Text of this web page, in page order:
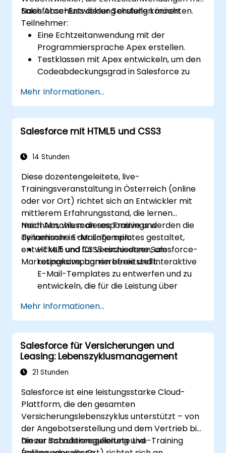
Salesforce-Entwicklung erstellen möchten.
Nach Abschluss dieser Schulung können
Teilnehmer:
Eine Echtzeitanwendung mit der
Programmiersprache Apex erstellen.
Testklassen mit Apex entwickeln, um den
Codeabdeckungsgrad in Salesforce zu
REST- und SOAP-Webservices mit Apex
erstellen und nutzen.
Mehr Informationen...
Salesforce mit HTML5 und CSS3
14 Stunden
Diese dozentengeleitete, live-
Trainingsveranstaltung in Österreich (online
oder vor Ort) richtet sich an Entwickler mit
mittlerem Erfahrungsstand, die lernen
möchten, wie man responsive und
dynamische E-Mail-Templates gestaltet,
entwickelt und für verschiedene Salesforce-
Marketingkampagnen bereitstellt.
Nach Abschluss dieses Trainings werden die
Teilnehmer in der Lage sein:
HTML5 und CSS3 einzusetzen, um
responsive, barrierefreie und interaktive
E-Mail-Templates zu entwerfen und zu
entwickeln, die für die Leistung über
innerhalb des Salesforce-Ökosystems
optimiert sind.
Salesforce-Daten zu nutzen, um
personalisierte E-Mail-Erlebnisse zu
schaffen.
E-Mail-Kampagnen innerhalb von
zu analysieren, einschließlich der Nutzung
von Analytik zur Entscheidungsfindung
und Optimierung künftiger Kampagnen
für bessere Performance und höheres
Engagement.
Mehr Informationen...
Salesforce für Versicherungen und
Leasing: Lebenszyklusmanagement
21 Stunden
Salesforce ist eine leistungsstarke Cloud-
Plattform, die den gesamten
Versicherungslebenszyklus unterstützt – von
der Angebotserstellung und dem Vertrieb bis
hin zur Schadenregulierung und
Dieser instruktionsgeleitete Live-Training